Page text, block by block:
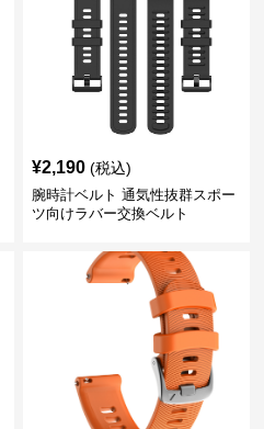
¥2,190 (税込)
腕時計ベルト 通気性抜群スポー
ツ向けラバー交換ベルト